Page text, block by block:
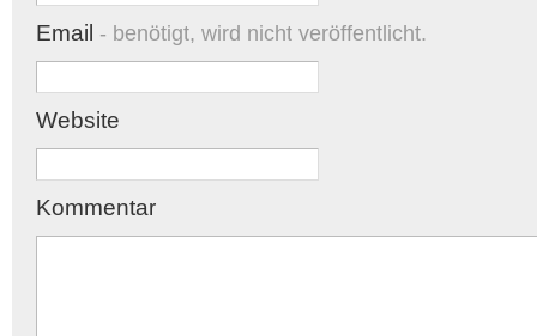
Email - benötigt, wird nicht veröffentlicht.
Website
Kommentar